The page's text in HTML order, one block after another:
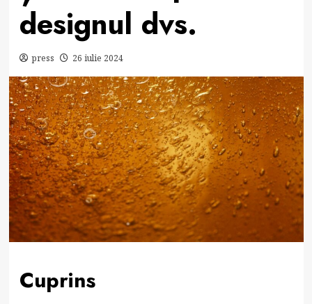
designul dvs.
press 26 iulie 2024
Cuprins